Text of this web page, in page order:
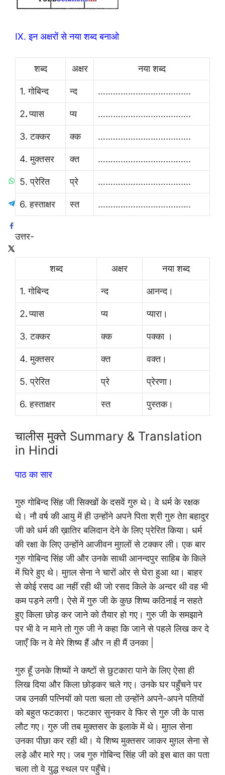
IX. इन अक्षरों से नया शब्द बनाओ
शब्द अक्षर नया शब्द
1. गोबिन्द न्द ……………………………….
2.प्यास प्य ……………………………….
3. टक्कर क्क ……………………………….
4. मुक्तसर क्त ……………………………….
5. प्रेरित प्रे ……………………………….
6. हस्ताक्षर स्त ……………………………….
उत्तर-
शब्द अक्षर नया शब्द
1. गोबिन्द न्द आनन्द।
2.प्यास प्य प्यारा।
3. टक्कर क्क पक्का ।
4. मुक्तसर क्त वक्त।
5. प्रेरित प्रे प्रेरणा।
6. हस्ताक्षर स्त पुस्तक।
चालीस मुक्ते Summary & Translation
in Hindi
पाठ का सार
गुरु गोबिन्द सिंह जी सिक्खों के दसवें गुरु थे। वे धर्म के रक्षक
थे। नौ वर्ष की आयु में ही उन्होंने अपने पिता श्री गुरु तेग़ बहादुर
जी को धर्म की ख़ातिर बलिदान देने के लिए प्रेरित किया। धर्म
की रक्षा के लिए उन्होंने आजीवन मुग़लों से टक्कर ली। एक बार
गुरु गोबिन्द सिंह जी और उनके साथी आनन्दपुर साहिब के किले
में घिरे हुए थे। मुग़ल सेना ने चारों ओर से घेरा हुआ था। बाहर
से कोई रसद आ नहीं रही थी जो रसद किले के अन्दर थी वह भी
कम पड़ने लगी। ऐसे में गुरु जी के कुछ शिष्य कठिनाई न सहते
हुए किला छोड़ कर जाने को तैयार हो गए। गुरु जी के समझाने
पर भी वे न माने तो गुरु जी ने कहा कि जाने से पहले लिख कर दे
जाएँ कि न वे मेरे शिष्य हैं और न ही मैं उनका |
गुरु हूँ उनके शिष्यों ने कष्टों से छुटकारा पाने के लिए ऐसा ही
लिख दिया और किला छोड़कर चले गए। उनके घर पहुँचने पर
जब उनकी पत्नियों को पता चला तो उन्होंने अपने-अपने पतियों
को बहुत फटकारा। फटकार सुनकर वे फिर से गुरु जी के पास
लौट गए। गुरु जी तब मुक्तसर के इलाके में थे। मुग़ल सेना
उनका पीछा कर रही थी। ये शिष्य मुक्तसर जाकर मुग़ल सेना से
लड़े और मारे गए। जब गुरु गोबिन्द सिंह जी को इस बात का पता
चला तो वे युद्ध स्थल पर पहुँचे।